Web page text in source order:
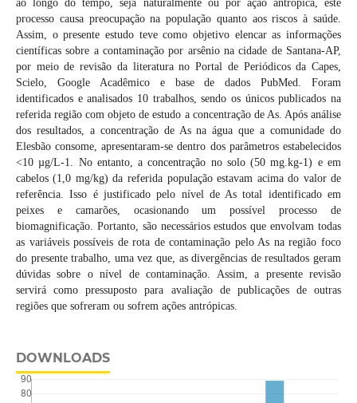
ao longo do tempo, seja naturalmente ou por ação antrópica, este
processo causa preocupação na população quanto aos riscos à saúde.
Assim, o presente estudo teve como objetivo elencar as informações
científicas sobre a contaminação por arsênio na cidade de Santana-AP,
por meio de revisão da literatura no Portal de Periódicos da Capes,
Scielo, Google Acadêmico e base de dados PubMed. Foram
identificados e analisados 10 trabalhos, sendo os únicos publicados na
referida região com objeto de estudo a concentração de As. Após análise
dos resultados, a concentração de As na água que a comunidade do
Elesbão consome, apresentaram-se dentro dos parâmetros estabelecidos
<10 µg/L-1. No entanto, a concentração no solo (50 mg.kg-1) e em
cabelos (1,0 mg/kg) da referida população estavam acima do valor de
referência. Isso é justificado pelo nível de As total identificado em
peixes e camarões, ocasionando um possível processo de
biomagnificação. Portanto, são necessários estudos que envolvam todas
as variáveis possíveis de rota de contaminação pelo As na região foco
do presente trabalho, uma vez que, as divergências de resultados geram
dúvidas sobre o nível de contaminação. Assim, a presente revisão
servirá como pressuposto para avaliação de publicações de outras
regiões que sofreram ou sofrem ações antrópicas.
DOWNLOADS